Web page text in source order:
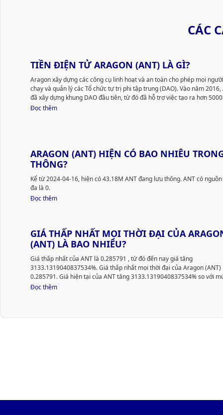
CÁC
TIỀN ĐIỆN TỬ ARAGON (ANT) LÀ GÌ?
Aragon xây dựng các công cụ linh hoạt và an toàn cho phép mọi
chạy và quản lý các Tổ chức tự trị phi tập trung (DAO). Vào năm
đã xây dựng khung DAO đầu tiên, từ đó đã hỗ trợ việc tạo ra hơn
đảm bảo giá trị hơn 12 tỷ USD cho các dự án hàng đầu như Lido,
Đọc thêm
ARAGON (ANT) HIỆN CÓ BAO NHIÊU
THÔNG?
Kể từ 2024-04-16, hiện có 43.18M ANT đang lưu thông. ANT có nguồn cung tối
đa là 0.
Đọc thêm
GIÁ THẤP NHẤT MỌI THỜI ĐẠI CỦA
(ANT) LÀ BAO NHIÊU?
Giá thấp nhất của ANT là 0.285791 , từ đó đến nay giá tăng
3133.1319040837534%. Giá thấp nhất mọi thời đại của Aragon (ANT)
0.285791. Giá hiện tại của ANT tăng 3133.1319040837534% so với
thấp nhất của nó.
Đọc thêm